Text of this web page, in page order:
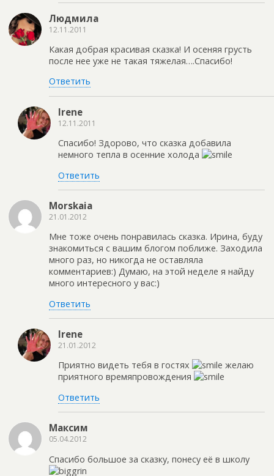
Людмила
12.11.2011
Какая добрая красивая сказка! И осеняя грусть
после нее уже не такая тяжелая….Спасибо!
Ответить
Irene
12.11.2011
Спасибо! Здорово, что сказка добавила
немного тепла в осенние холода
Ответить
Morskaia
21.01.2012
Мне тоже очень понравилась сказка. Ирина, буду
знакомиться с вашим блогом поближе. Заходила
много раз, но никогда не оставляла
комментариев:) Думаю, на этой неделе я найду
много интересного у вас:)
Ответить
Irene
21.01.2012
Приятно видеть тебя в гостях
желаю
приятного времяпровождения
Ответить
Максим
05.04.2012
Спасибо большое за сказку, понесу её в школу